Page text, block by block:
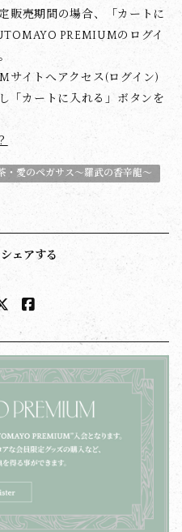
販売期間の場合、「カートに
PREMIUMのログイ
サイトへアクセス(ログイン)
「カートに入れる」ボタンを
・愛のペガサス～羅武の香辛龍～
ェアする